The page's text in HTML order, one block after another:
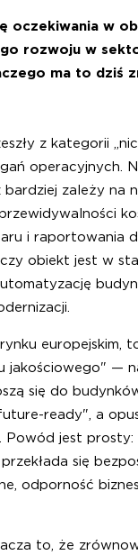
oczekiwania w
rozwoju w
ma to dziś
z kategorii
operacyjnych.
bardziej zależy na
i raportowania
obiekt jest w
europejskim,
jakościowego" —
się do
ready", a
Powód jest prosty:
się
odporność
to, że